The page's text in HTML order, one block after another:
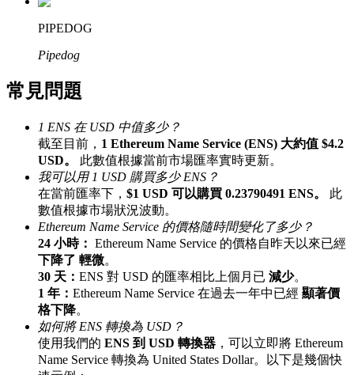
Bitrue渠道合伙人
邀请好友
邀請朋友獲得現金獎勵
BTC 專享獎勵
PIPEDOG
Pipedog
常見問題
1 ENS 在 USD 中值多少？
截至目前， 1 Ethereum Name Service (ENS) 大約值 $4.2
USD。
此數值根據當前市場匯率實時更新。
我可以用 1 USD 購買多少 ENS？
在當前匯率下， $1 USD 可以購買 0.23790491 ENS。
此
數值根據市場狀況波動。
Ethereum Name Service 的價格隨時間變化了多少？
24 小時： Ethereum Name Service 的價格自昨天以來已經
下降了 輕微。
30 天： ENS 對 USD 的匯率相比上個月已 減少。
1 年： Ethereum Name Service 在過去一年中已經 顯著價
格下降。
如何將 ENS 轉換為 USD？
使用我們的 ENS 到 USD 轉換器 ，可以立即將 Ethereum
Name Service 轉換為 United States Dollar。以下是幾個快